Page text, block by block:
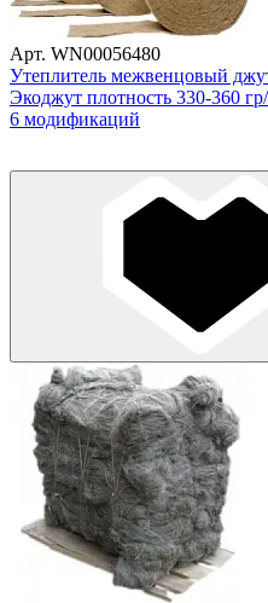
Арт. WN00056480
Утеплитель межвенцовый
Экоджут плотность 330-360
6 модификаций